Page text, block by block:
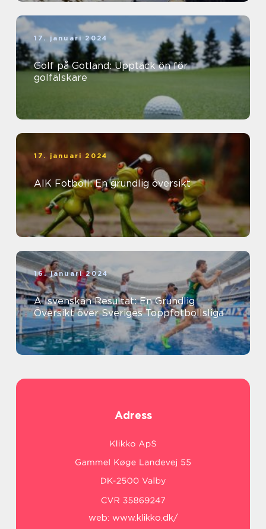
17. januari 2024
Golf på Gotland: Upptäck ön för
golfälskare
17. januari 2024
AIK Fotboll: En grundlig översikt
16. januari 2024
Allsvenskan Resultat: En Grundlig
Översikt över Sveriges Toppfotbollsliga
Adress
web: www.klikko.dk/